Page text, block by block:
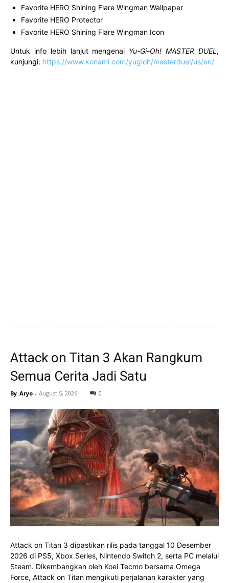
Favorite HERO Shining Flare Wingman Wallpaper
Favorite HERO Protector
Favorite HERO Shining Flare Wingman Icon
Untuk info lebih lanjut mengenai Yu-Gi-Oh! MASTER DUEL ,
kunjungi: https://www.konami.com/yugioh/masterduel/us/en/
Attack on Titan 3 Akan Rangkum
Semua Cerita Jadi Satu
By Aryo - August 5, 2026 0
Attack on Titan 3 dipastikan rilis pada tanggal 10 Desember
2026 di PS5, Xbox Series, Nintendo Switch 2, serta PC melalui
Steam. Dikembangkan oleh Koei Tecmo bersama Omega
Force, Attack on Titan mengikuti perjalanan karakter yang